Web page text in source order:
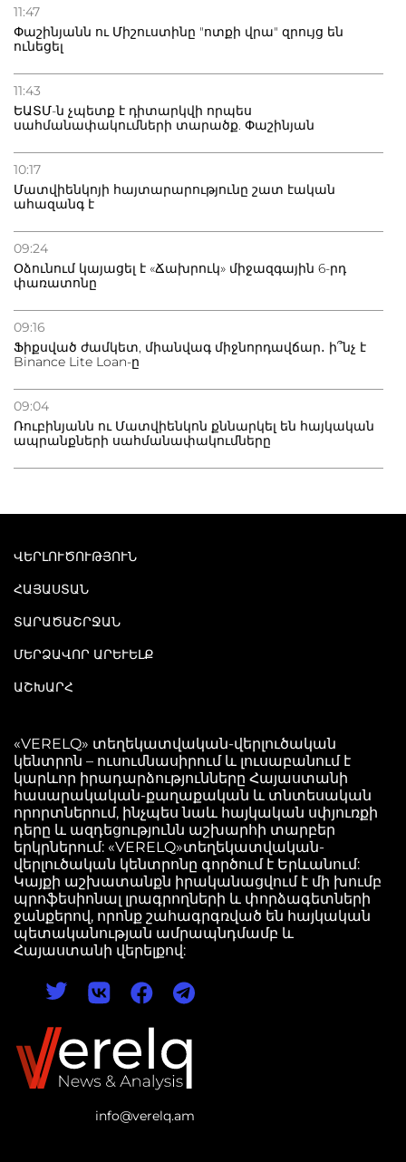
11:47
Փաշինյանն ու Միշուստինը "ոտքի վրա" զրույց են
ունեցել
11:43
ԵԱՏՄ-ն չպետք է դիտարկվի որպես
սահմանափակումների տարածք. Փաշինյան
10:17
Մատվիենկոյի հայտարարությունը շատ էական
ահազանգ է
09:24
Օձունում կայացել է «Ճախրուկ» միջազգային 6-րդ
փառատոնը
09:16
Ֆիքսված ժամկետ, միանվագ միջնորդավճար․ ի՞նչ է
Binance Lite Loan-ը
09:04
Ռուբինյանն ու Մատվիենկոն քննարկել են հայկական
ապրանքների սահմանափակումները
info@verelq.am
ՎԵՐԼՈՒԾՈՒԹՅՈՒՆ
ՀԱՅԱՍՏԱՆ
ՏԱՐԱԾԱՇՐՋԱՆ
ՄԵՐՁԱՎՈՐ ԱՐԵՒԵԼՔ
ԱՇԽԱՐՀ
«VERELQ» տեղեկատվական-վերլուծական
կենտրոն – ուսումնասիրում և լուսաբանում է
կարևոր իրադարձությունները Հայաստանի
հասարակական-քաղաքական և տնտեսական
որորտներում, ինչպես նաև հայկական սփյուռքի
դերը և ազդեցությունն աշխարհի տարբեր
երկրներում: «VERELQ»տեղեկատվական-
վերլուծական կենտրոնը գործում է Երևանում:
Կայքի աշխատանքն իրականացվում է մի խումբ
պրոֆեսիոնալ լրագրողների և փորձագետների
ջանքերով, որոնք շահագրգռված են հայկական
պետականության ամրապնդմամբ և
Հայաստանի վերելքով: